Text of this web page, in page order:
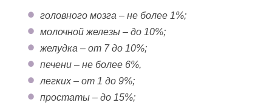
головного мозга – не более 1%;
молочной железы – до 10%;
желудка – от 7 до 10%;
печени – не более 6%,
легких – от 1 до 9%;
простаты – до 15%;